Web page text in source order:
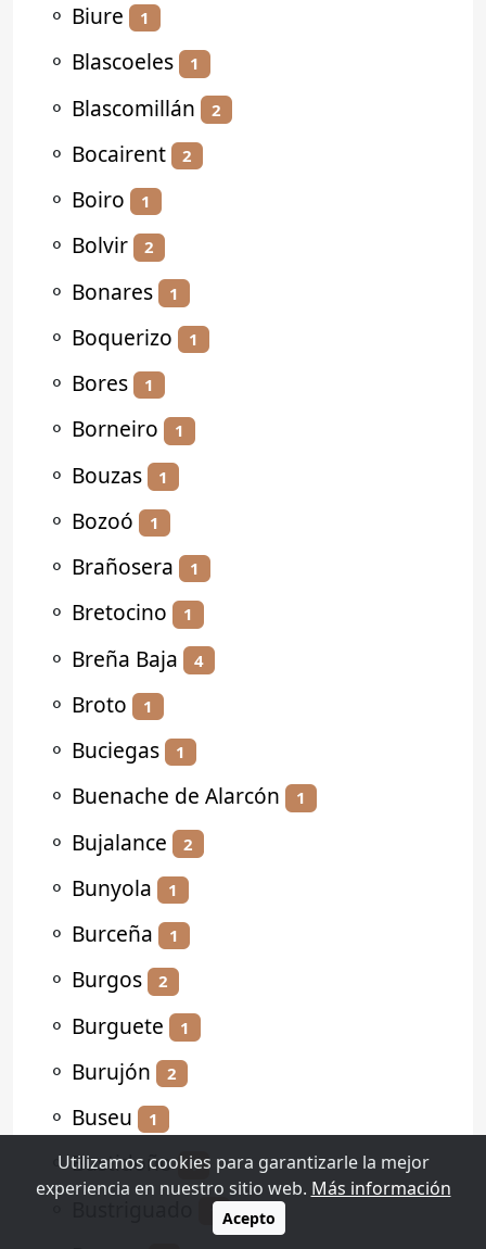
⚬ Biure 1
⚬ Blascoeles 1
⚬ Blascomillán 2
⚬ Bocairent 2
⚬ Boiro 1
⚬ Bolvir 2
⚬ Bonares 1
⚬ Boquerizo 1
⚬ Bores 1
⚬ Borneiro 1
⚬ Bouzas 1
⚬ Bozoó 1
⚬ Brañosera 1
⚬ Bretocino 1
⚬ Breña Baja 4
⚬ Broto 1
⚬ Buciegas 1
⚬ Buenache de Alarcón 1
⚬ Bujalance 2
⚬ Bunyola 1
⚬ Burceña 1
⚬ Burgos 2
⚬ Burguete 1
⚬ Burujón 2
⚬ Buseu 1
⚬Bustidoño 1
⚬ 1
Utilizamos cookies para garantizarle la mejor
experiencia en nuestro sitio web. Más información
Acepto